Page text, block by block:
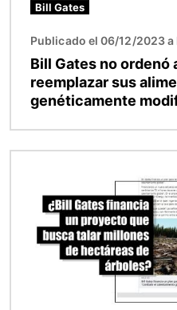
Bill Gates
Publicado el 06/12/2023 a
Bill Gates no ordenó
reemplazar sus
genéticamente